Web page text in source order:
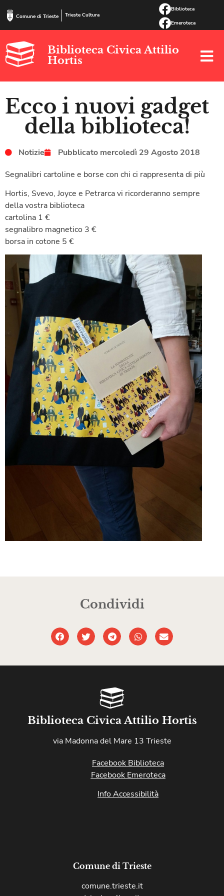
Comune di Trieste Trieste Cultura
Biblioteca
Emeroteca
Biblioteca Civica Attilio
Hortis
Ecco i nuovi gadget
della biblioteca!
Notizie Pubblicato mercoledì 29 Agosto 2018
Segnalibri cartoline e borse con chi ci rappresenta di più
Hortis, Svevo, Joyce e Petrarca vi ricorderanno sempre
della vostra biblioteca
cartolina 1 €
segnalibro magnetico 3 €
borsa in cotone 5 €
Condividi
Biblioteca Civica Attilio Hortis
via Madonna del Mare 13 Trieste
Facebook Biblioteca
Facebook Emeroteca
Info Accessibilità
Comune di Trieste
comune.trieste.it